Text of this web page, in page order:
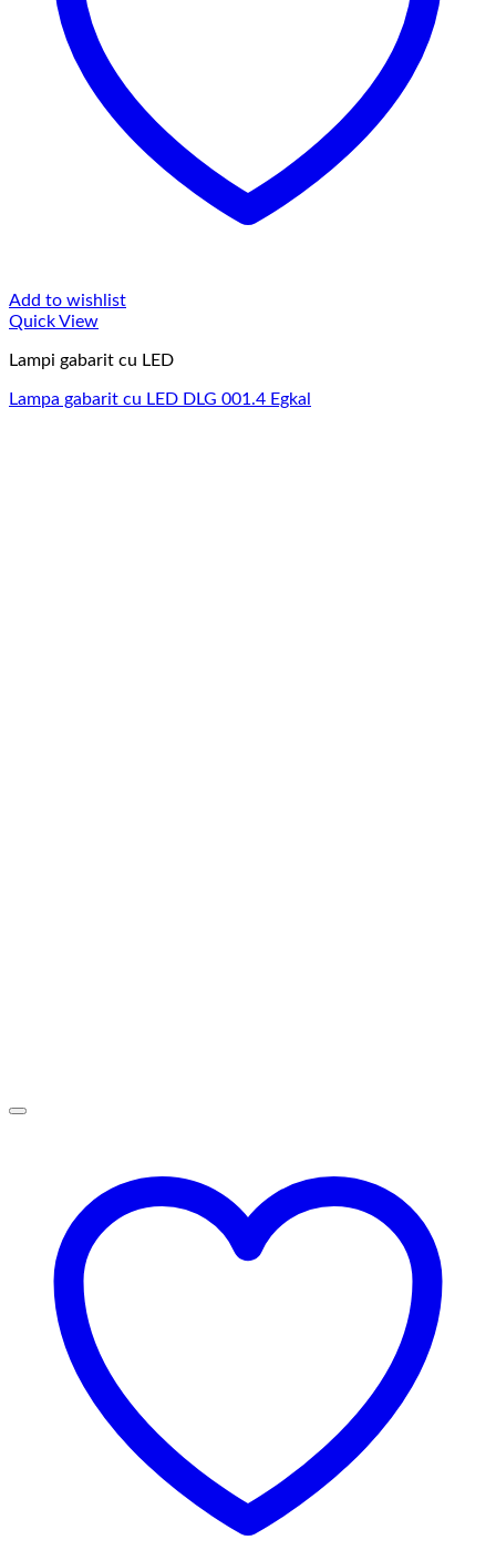
Add to wishlist
Quick View
Lampi gabarit cu LED
Lampa gabarit cu LED DLG 001.4 Egkal